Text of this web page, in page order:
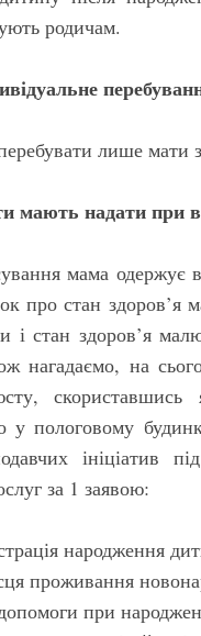
родичам.
лише мати
мають надати при
мама одержує
про стан здоров’я
і стан здоров’я
нагадаємо, на
у пологовому
ініціатив
за 1 заявою:
народження
проживання
при